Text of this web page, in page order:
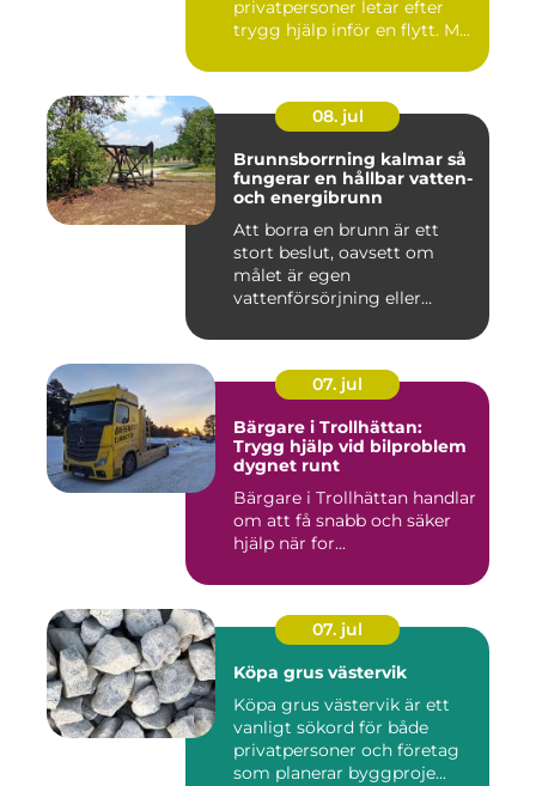
privatpersoner letar efter
trygg hjälp inför en flytt. M...
08. jul
Brunnsborrning kalmar så
fungerar en hållbar vatten-
och energibrunn
Att borra en brunn är ett
stort beslut, oavsett om
målet är egen
vattenförsörjning eller
07. jul
Bärgare i Trollhättan:
Trygg hjälp vid bilproblem
dygnet runt
Bärgare i Trollhättan handlar
om att få snabb och säker
hjälp när for...
07. jul
Köpa grus västervik
Köpa grus västervik är ett
vanligt sökord för både
privatpersoner och företag
som planerar byggproje...